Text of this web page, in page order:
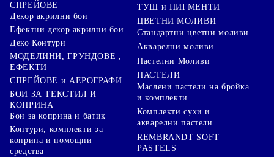
СПРЕЙОВЕ
Декор акрилни бои
Ефектни декор акрилни бои
Деко Контури
МОДЕЛИНИ, ГРУНДОВЕ ,
ЕФЕКТИ
СПРЕЙОВЕ и АЕРОГРАФИ
БОИ ЗА ТЕКСТИЛ И
КОПРИНА
Бои за коприна и батик
Контури, комплекти за
коприна и помощни
средства
ТУШ и ПИГМЕНТИ
ЦВЕТНИ МОЛИВИ
Стандартни цветни моливи
Акварелни моливи
Пастелни Моливи
ПАСТЕЛИ
Маслени пастели на бройка
и комплекти
Комплекти сухи и
акварелни пастели
REMBRANDT SOFT
PASTELS